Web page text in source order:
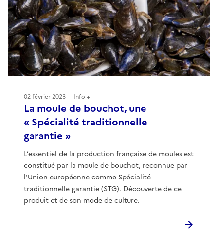
La moule de bouchot, une
« Spécialité traditionnelle
garantie »
L’essentiel de la production française de moules est
constitué par la moule de bouchot, reconnue par
l'Union européenne comme Spécialité
traditionnelle garantie (STG). Découverte de ce
produit et de son mode de culture.
02 février 2023 Info +